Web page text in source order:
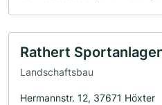
Rathert
Landschaftsbau
Hermannstr. 12, 37671 Höxter